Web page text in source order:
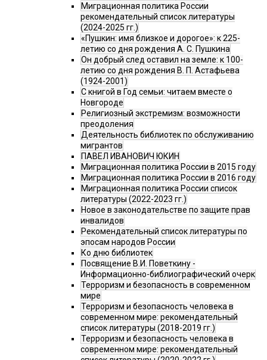
Миграционная политика России
рекомендательный список литературы
(2024-2025 гг.)
«Пушкин: имя близкое и дорогое»: к 225-
летию со дня рождения А. С. Пушкина
Он добрый след оставил на земле: к 100-
летию со дня рождения В. П. Астафьева
(1924-2001)
С книгой в Год семьи: читаем вместе о
Новгороде
Религиозный экстремизм: возможности
преодоления
Деятельность библиотек по обслуживанию
мигрантов
ПАВЕЛ ИВАНОВИЧ ЮКИН
Миграционная политика России в 2015 году
Миграционная политика России в 2016 году
Миграционная политика России список
литературы (2022-2023 гг.)
Новое в законодательстве по защите прав
инвалидов
Рекомендательный список литературы по
эпосам народов России
Ко дню библиотек
Посвящение В.И. Поветкину -
Информационно-библиографический очерк
Терроризм и безопасность в современном
мире
Терроризм и безопасность человека в
современном мире: рекомендательный
список литературы (2018-2019 гг.)
Терроризм и безопасность человека в
современном мире: рекомендательный